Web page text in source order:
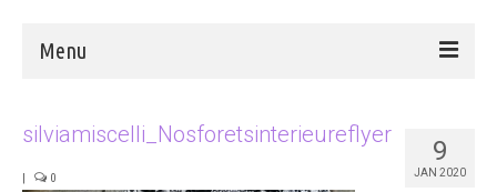
Menu
9
JAN 2020
silviamiscelli_Nosforetsinterieureflyer
| 0